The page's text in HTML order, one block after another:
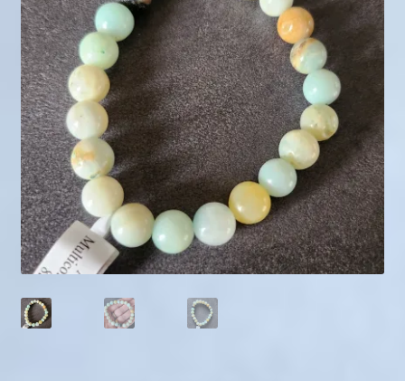
Mini géodes
Bougies lithothérapie
Packs
Carte Cadeau
Qui suis-je ?
Avis clients
Mon compte